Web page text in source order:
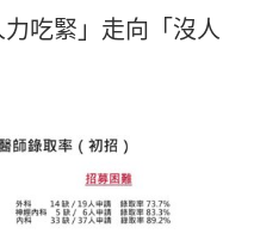
力吃緊」走向「沒人